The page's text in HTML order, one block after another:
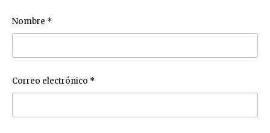
Nombre *
Correo electrónico *